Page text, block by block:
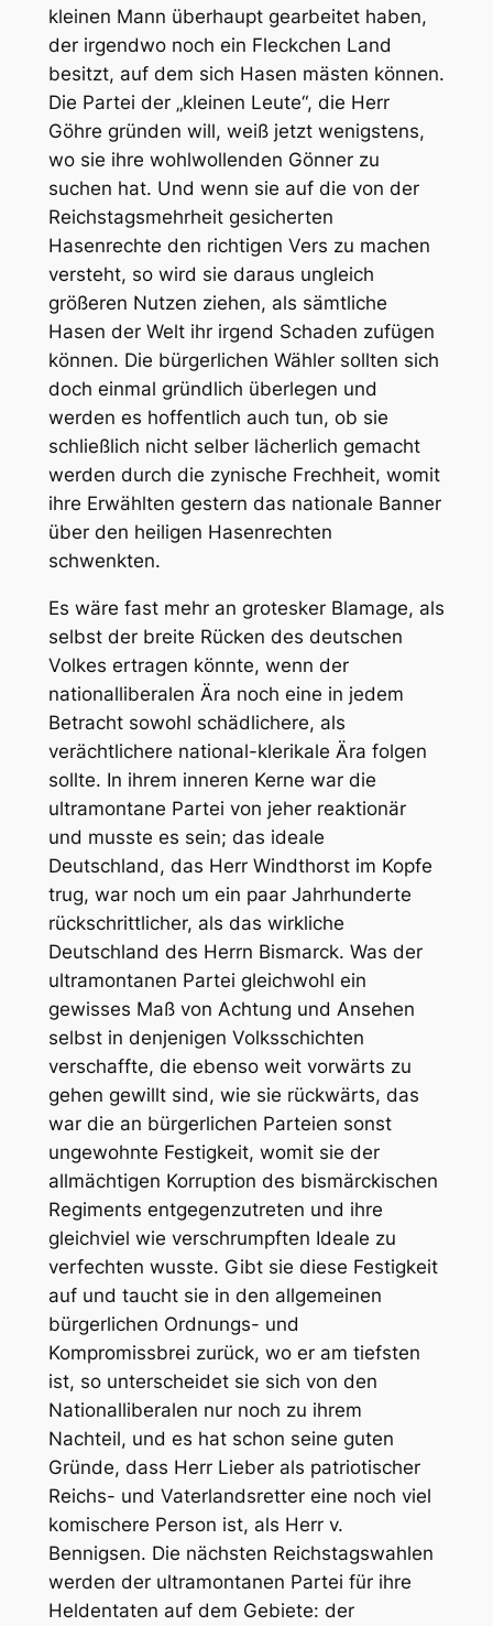
kleinen Mann überhaupt gearbeitet haben,
der irgendwo noch ein Fleckchen Land
besitzt, auf dem sich Hasen mästen können.
Die Partei der „kleinen Leute“, die Herr
Göhre gründen will, weiß jetzt wenigstens,
wo sie ihre wohlwollenden Gönner zu
suchen hat. Und wenn sie auf die von der
Reichstagsmehrheit gesicherten
Hasenrechte den richtigen Vers zu machen
versteht, so wird sie daraus ungleich
größeren Nutzen ziehen, als sämtliche
Hasen der Welt ihr irgend Schaden zufügen
können. Die bürgerlichen Wähler sollten sich
doch einmal gründlich überlegen und
werden es hoffentlich auch tun, ob sie
schließlich nicht selber lächerlich gemacht
werden durch die zynische Frechheit, womit
ihre Erwählten gestern das nationale Banner
über den heiligen Hasenrechten
schwenkten.
Es wäre fast mehr an grotesker Blamage, als
selbst der breite Rücken des deutschen
Volkes ertragen könnte, wenn der
nationalliberalen Ära noch eine in jedem
Betracht sowohl schädlichere, als
verächtlichere national-klerikale Ära folgen
sollte. In ihrem inneren Kerne war die
ultramontane Partei von jeher reaktionär
und musste es sein; das ideale
Deutschland, das Herr Windthorst im Kopfe
trug, war noch um ein paar Jahrhunderte
rückschrittlicher, als das wirkliche
Deutschland des Herrn Bismarck. Was der
ultramontanen Partei gleichwohl ein
gewisses Maß von Achtung und Ansehen
selbst in denjenigen Volksschichten
verschaffte, die ebenso weit vorwärts zu
gehen gewillt sind, wie sie rückwärts, das
war die an bürgerlichen Parteien sonst
ungewohnte Festigkeit, womit sie der
allmächtigen Korruption des bismärckischen
Regiments entgegenzutreten und ihre
gleichviel wie verschrumpften Ideale zu
verfechten wusste. Gibt sie diese Festigkeit
auf und taucht sie in den allgemeinen
bürgerlichen Ordnungs- und
Kompromissbrei zurück, wo er am tiefsten
ist, so unterscheidet sie sich von den
Nationalliberalen nur noch zu ihrem
Nachteil, und es hat schon seine guten
Gründe, dass Herr Lieber als patriotischer
Reichs- und Vaterlandsretter eine noch viel
komischere Person ist, als Herr v.
Bennigsen. Die nächsten Reichstagswahlen
werden der ultramontanen Partei für ihre
Heldentaten auf dem Gebiete: der